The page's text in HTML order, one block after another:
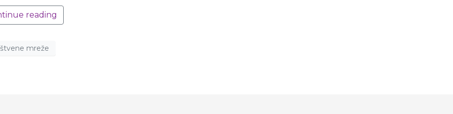
reading
mreže